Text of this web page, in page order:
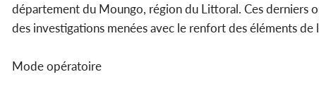
département du Moungo, région du Littoral. Ces derniers
des investigations menées avec le renfort des éléments
Mode opératoire